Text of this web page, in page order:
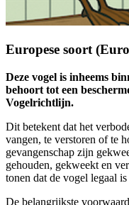
Europese soort
Deze vogel is inheems
behoort tot een
Vogelrichtlijn.
Dit betekent dat het
vangen, te verstoren of te
gevangenschap zijn
gehouden, gekweekt en
tonen dat de vogel legaal
De belangrijkste